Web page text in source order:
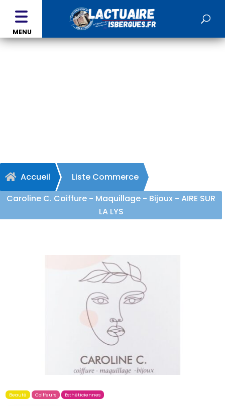
MENU
 Accueil
Liste Commerce
Caroline C. Coiffure - Maquillage - Bijoux - AIRE SUR
LA LYS
Beauté Coiffeurs Esthéticiennes